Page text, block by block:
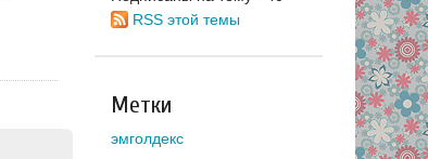
RSS этой темы
Метки
эмголдекс